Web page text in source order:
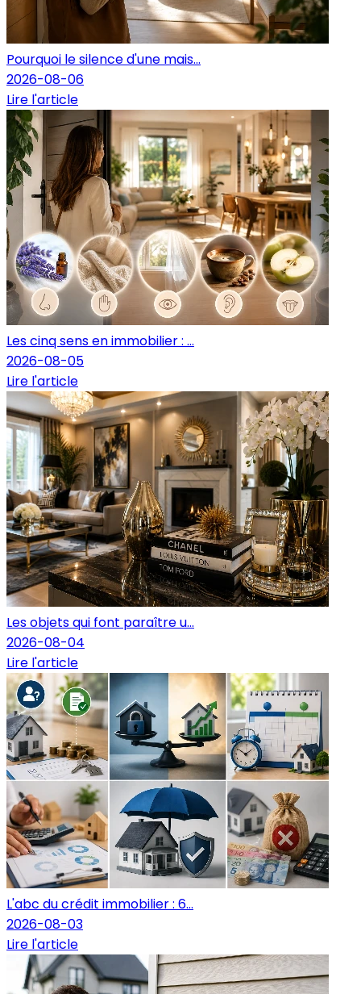
Pourquoi le silence d'une mais...
2026-08-06
Lire l'article
Les cinq sens en immobilier : ...
2026-08-05
Lire l'article
Les objets qui font paraître u...
2026-08-04
Lire l'article
L'abc du crédit immobilier : 6...
2026-08-03
Lire l'article